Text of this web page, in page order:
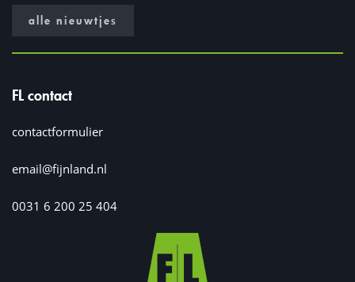
alle nieuwtjes
FL contact
contactformulier
email@fijnland.nl
0031 6 200 25 404